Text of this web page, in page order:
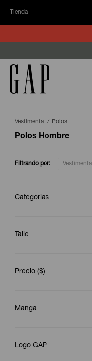
Tienda
Vestimenta Polos
Polos Hombre
Filtrando por: Vestimenta
Categorías
Talle
Precio ($)
Manga
Logo GAP